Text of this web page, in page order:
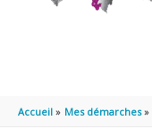
Accueil Mes démarches